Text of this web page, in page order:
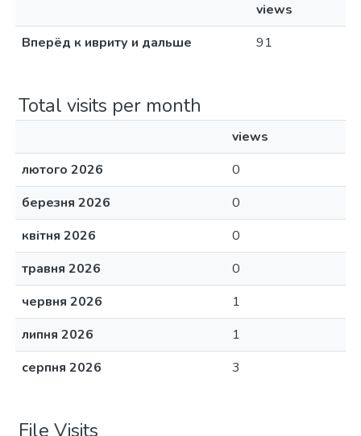
views
Вперёд к ивриту и дальше
91
Total visits per month
views
лютого 2026
0
березня 2026
0
квітня 2026
0
травня 2026
0
червня 2026
1
липня 2026
1
серпня 2026
3
File Visits